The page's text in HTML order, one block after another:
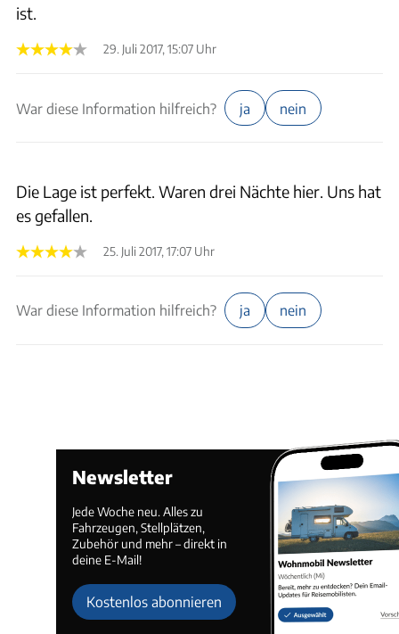
ist.
29. Juli 2017, 15:07 Uhr
War diese Information hilfreich? ja nein
Die Lage ist perfekt. Waren drei Nächte hier. Uns hat
es gefallen.
25. Juli 2017, 17:07 Uhr
War diese Information hilfreich? ja nein
Newsletter
Jede Woche neu. Alles zu
Fahrzeugen, Stellplätzen,
Zubehör und mehr – direkt in
deine E-Mail!
Kostenlos abonnieren